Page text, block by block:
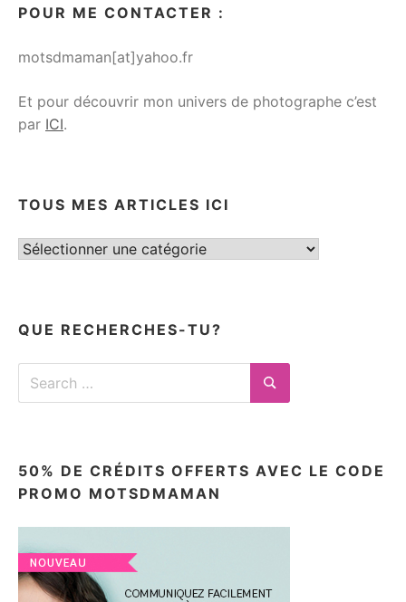
POUR ME CONTACTER :
motsdmaman[at]yahoo.fr
Et pour découvrir mon univers de photographe c’est
par ICI.
TOUS MES ARTICLES ICI
Tous
QUE RECHERCHES-TU?
Search
Search
50% DE CRÉDITS OFFERTS AVEC LE CODE
PROMO MOTSDMAMAN